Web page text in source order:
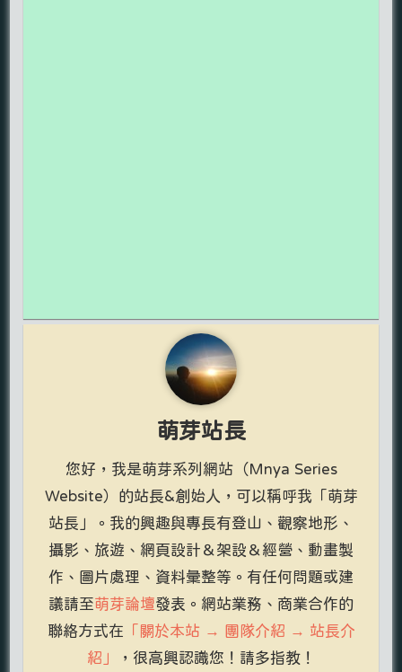
萌芽站長
您好，我是萌芽系列網站（Mnya Series
Website）的站長&創始人，可以稱呼我「萌芽
站長」。我的興趣與專長有登山、觀察地形、
攝影、旅遊、網頁設計＆架設＆經營、動畫製
作、圖片處理、資料彙整等。有任何問題或建
議請至萌芽論壇發表。網站業務、商業合作的
聯絡方式在 「關於本站 → 團隊介紹 → 站長介
紹」
，很高興認識您！請多指教！